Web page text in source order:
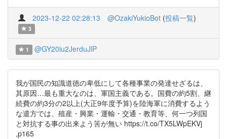
2023-12-22 02:28:13 @OzakiYukioBot (投稿一覧)
3
1 @GY20iu2JerduJlP
我が国民の知識道徳の卑低にして各種事業の発達せざるは、
其原因…最も重大なのは、軍国主義である。国費の約5割、継
続費の約3分の2以上(大正9年度予算)を陸海軍に消費するよう
な遣方では、殖産・興業・運輸・交通・教育等、何一つ列国
と対抗する事の出来よう筈が無い https://t.co/TX5LWpEKVj
,p165